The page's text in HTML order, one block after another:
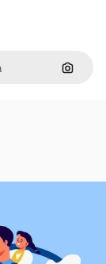
Cerca